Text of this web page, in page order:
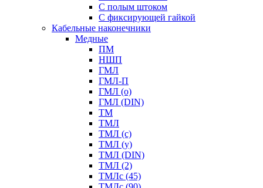
С полым штоком
С фиксирующей гайкой
Кабельные наконечники
Медные
ПМ
НШП
ГМЛ
ГМЛ-П
ГМЛ (о)
ГМЛ (DIN)
ТМ
ТМЛ
ТМЛ (с)
ТМЛ (у)
ТМЛ (DIN)
ТМЛ (2)
ТМЛс (45)